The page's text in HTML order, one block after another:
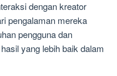
dengan kreator
pengalaman mereka
pengguna dan
yang lebih baik dalam